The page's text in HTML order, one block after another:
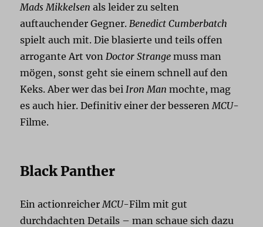
Mads Mikkelsen als leider zu selten
auftauchender Gegner. Benedict Cumberbatch
spielt auch mit. Die blasierte und teils offen
arrogante Art von Doctor Strange muss man
mögen, sonst geht sie einem schnell auf den
Keks. Aber wer das bei Iron Man mochte, mag
es auch hier. Definitiv einer der besseren MCU-
Filme.
Black Panther
Ein actionreicher MCU-Film mit gut
durchdachten Details – man schaue sich dazu